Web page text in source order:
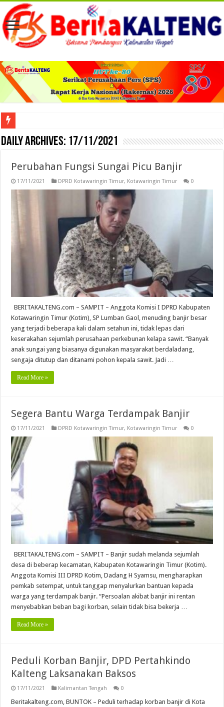
Viral! Selama Dua Bulan Lebih Siltap Serta Tunjangan Pemdes dan BPD di
Daily Archives: 17/11/2021
Perubahan Fungsi Sungai Picu Banjir
17/11/2021 DPRD Kotawaringin Timur, Kotawaringin Timur 0
BERITAKALTENG.com – SAMPIT – Anggota Komisi I DPRD Kabupaten
Kotawaringin Timur (Kotim), SP Lumban Gaol, menuding banjir besar
yang terjadi beberapa kali dalam setahun ini, tidak lepas dari
keserakahan sejumlah perusahaan perkebunan kelapa sawit. “Banyak
anak sungai yang biasanya digunakan masyarakat berdaladang,
sengaja ditutup dan ditanami pohon kepala sawit. Jadi …
Read More »
Segera Bantu Warga Terdampak Banjir
17/11/2021 DPRD Kotawaringin Timur, Kotawaringin Timur 0
BERITAKALTENG.com – SAMPIT – Banjir sudah melanda sejumlah
desa di beberap kecamatan, Kabupaten Kotawaringin Timur (Kotim).
Anggota Komisi III DPRD Kotim, Dadang H Syamsu, mengharapkan
pemkab setempat, untuk tanggap menyalurkan bantuan kepada
warga yang terdampak banjir. “Persoalan akibat banjir ini rentan
menyebabkan beban bagi korban, selain tidak bisa bekerja …
Read More »
Peduli Korban Banjir, DPD Pertahkindo
Kalteng Laksanakan Baksos
17/11/2021 Kalimantan Tengah 0
Beritakalteng.com, BUNTOK – Peduli terhadap korban banjir di Kota